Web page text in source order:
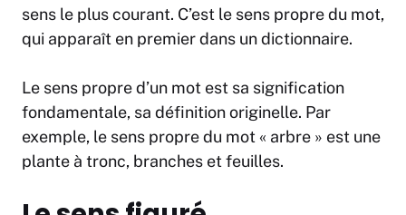
sens le plus courant. C’est le sens propre du mot,
qui apparaît en premier dans un dictionnaire.
Le sens propre d’un mot est sa signification
fondamentale, sa définition originelle. Par
exemple, le sens propre du mot « arbre » est une
plante à tronc, branches et feuilles.